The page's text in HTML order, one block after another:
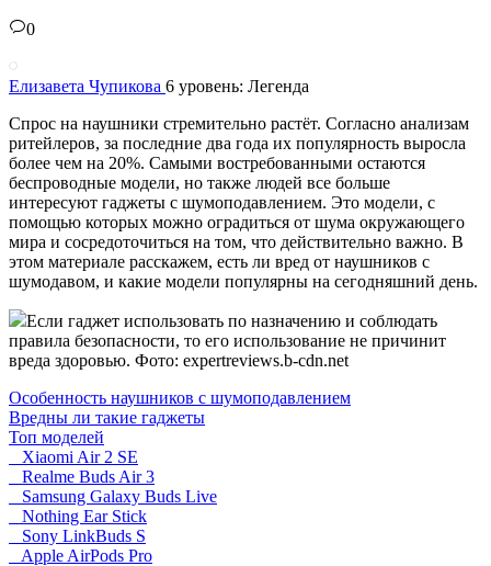
0
Елизавета Чупикова 6 уровень: Легенда
Спрос на наушники стремительно растёт. Согласно анализам
ритейлеров, за последние два года их популярность выросла
более чем на 20%. Самыми востребованными остаются
беспроводные модели, но также людей все больше
интересуют гаджеты с шумоподавлением. Это модели, с
помощью которых можно оградиться от шума окружающего
мира и сосредоточиться на том, что действительно важно. В
этом материале расскажем, есть ли вред от наушников с
шумодавом, и какие модели популярны на сегодняшний день.
Если гаджет использовать по назначению и соблюдать
правила безопасности, то его использование не причинит
вреда здоровью. Фото: expertreviews.b-cdn.net
Особенность наушников с шумоподавлением
Вредны ли такие гаджеты
Топ моделей
Xiaomi Air 2 SE
Realme Buds Air 3
Samsung Galaxy Buds Live
Nothing Ear Stick
Sony LinkBuds S
Apple AirPods Pro